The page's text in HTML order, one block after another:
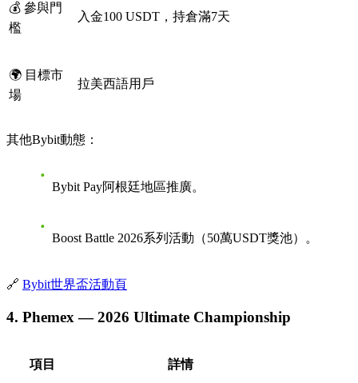
💰 參與門
檻
入金100 USDT，持倉滿7天
🌍 目標市
場
拉美西語用戶
其他Bybit動態：
Bybit Pay阿根廷地區推廣。
Boost Battle 2026系列活動（50萬USDT獎池）。
🔗 Bybit世界盃活動頁
4. Phemex — 2026 Ultimate Championship
項目 詳情